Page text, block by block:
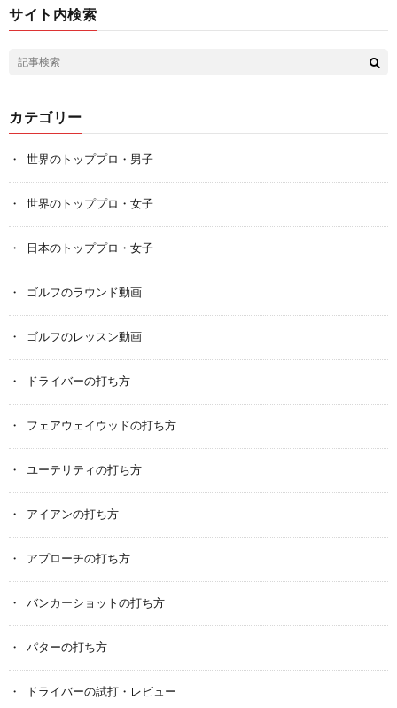
サイト内検索
カテゴリー
世界のトッププロ・男子
世界のトッププロ・女子
日本のトッププロ・女子
ゴルフのラウンド動画
ゴルフのレッスン動画
ドライバーの打ち方
フェアウェイウッドの打ち方
ユーテリティの打ち方
アイアンの打ち方
アプローチの打ち方
バンカーショットの打ち方
パターの打ち方
ドライバーの試打・レビュー